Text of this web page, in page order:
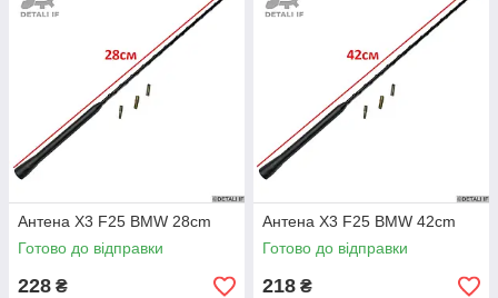
Антена X3 F25 BMW 28cm
Готово до відправки
228 ₴
Антена X3 F25 BMW 42cm
Готово до відправки
218 ₴